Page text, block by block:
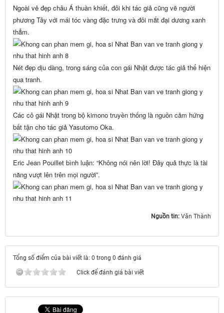
Ngoài vẻ đẹp châu Á thuần khiết, đôi khi tác giả cũng vẽ người
phương Tây với mái tóc vàng đặc trưng và đôi mắt đại dương xanh
thẳm.
Nét đẹp dịu dàng, trong sáng của con gái Nhật được tác giả thể hiện
qua tranh.
Các cô gái Nhật trong bộ kimono truyền thống là nguồn cảm hứng
bất tận cho tác giả Yasutomo Oka.
Eric Jean Pouillet bình luận: “Không nói nên lời! Đây quả thực là tài
năng vượt lên trên mọi người”.
Nguồn tin: Văn Thành
Tổng số điểm của bài viết là: 0 trong 0 đánh giá
Click để đánh giá bài viết